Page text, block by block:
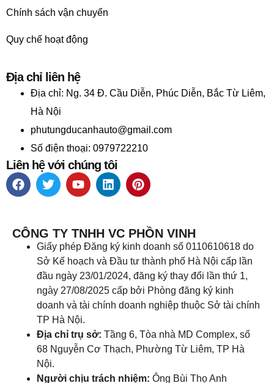
Chính sách vận chuyển
Quy chế hoạt động
Địa chỉ liên hệ
Địa chỉ: Ng. 34 Đ. Cầu Diễn, Phúc Diễn, Bắc Từ Liêm,
Hà Nội
phutungducanhauto@gmail.com
Số điện thoại: 0979722210
Liên hệ với chúng tôi
CÔNG TY TNHH VC PHỒN VINH
Giấy phép Đăng ký kinh doanh số 0110610618 do
Sở Kế hoạch và Đầu tư thành phố Hà Nội cấp lần
đầu ngày 23/01/2024, đăng ký thay đổi lần thứ 1,
ngày 27/08/2025 cấp bởi Phòng đăng ký kinh
doanh và tài chính doanh nghiệp thuộc Sở tài chính
TP Hà Nội.
Địa chỉ trụ sở: Tầng 6, Tòa nhà MD Complex, số
68 Nguyễn Cơ Thạch, Phường Từ Liêm, TP Hà
Nội.
Người chịu trách nhiệm: Ông Bùi Thọ Anh